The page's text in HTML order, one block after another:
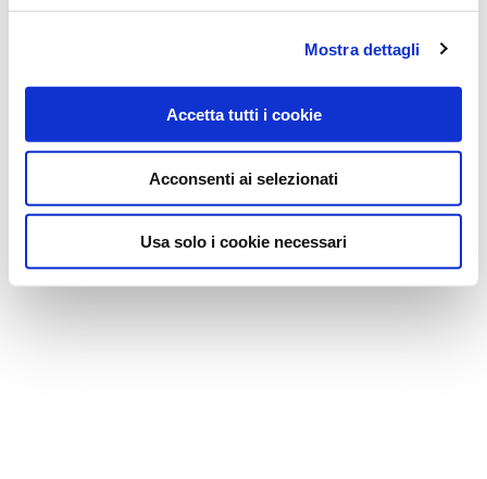
Mostra dettagli
Accetta tutti i cookie
Acconsenti ai selezionati
Usa solo i cookie necessari